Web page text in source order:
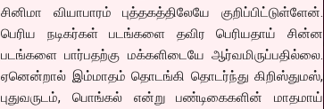
சினிமா வியாபாரம் புத்தகத்திலேயே குறிப்பிட்டுள்ளேன்.
பெரிய நடிகர்கள் படங்களை தவிர பெரியதாய் சின்ன
படங்களை பார்பதற்கு மக்களிடையே ஆர்வமிருப்பதில்லை.
ஏனென்றால் இம்மாதம் தொடங்கி தொடர்ந்து கிறிஸ்துமஸ்,
புதுவருடம், பொங்கல் என்று பண்டிகைகளின் மாதமாய்